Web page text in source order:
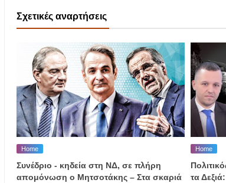
Σχετικές αναρτήσεις
Home
Συνέδριο - κηδεία στη ΝΔ, σε πλήρη
απομόνωση ο Μητσοτάκης – Στα σκαριά
Home
τα